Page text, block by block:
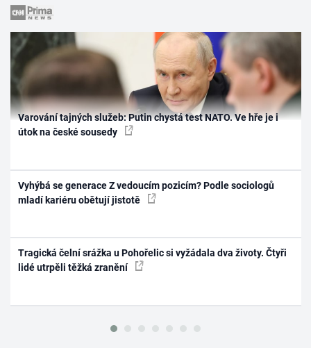
Varování tajných služeb: Putin chystá test NATO. Ve hře je i
útok na české sousedy
Vyhýbá se generace Z vedoucím pozicím? Podle sociologů
mladí kariéru obětují jistotě
Tragická čelní srážka u Pohořelic si vyžádala dva životy. Čtyři
lidé utrpěli těžká zranění